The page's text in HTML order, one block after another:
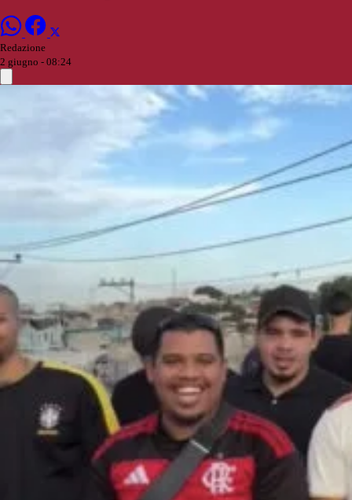
Redazione
2 giugno - 08:24